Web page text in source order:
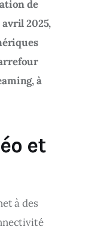
de
2025,
à
et
à des